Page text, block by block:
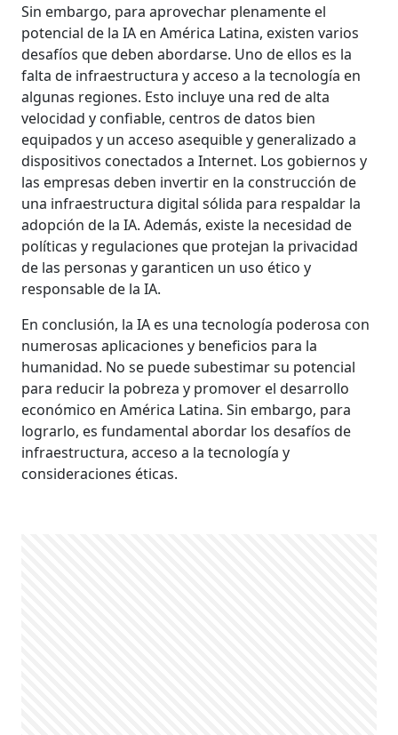
Sin embargo, para aprovechar plenamente el
potencial de la IA en América Latina, existen varios
desafíos que deben abordarse. Uno de ellos es la
falta de infraestructura y acceso a la tecnología en
algunas regiones. Esto incluye una red de alta
velocidad y confiable, centros de datos bien
equipados y un acceso asequible y generalizado a
dispositivos conectados a Internet. Los gobiernos y
las empresas deben invertir en la construcción de
una infraestructura digital sólida para respaldar la
adopción de la IA. Además, existe la necesidad de
políticas y regulaciones que protejan la privacidad
de las personas y garanticen un uso ético y
responsable de la IA.
En conclusión, la IA es una tecnología poderosa con
numerosas aplicaciones y beneficios para la
humanidad. No se puede subestimar su potencial
para reducir la pobreza y promover el desarrollo
económico en América Latina. Sin embargo, para
lograrlo, es fundamental abordar los desafíos de
infraestructura, acceso a la tecnología y
consideraciones éticas.